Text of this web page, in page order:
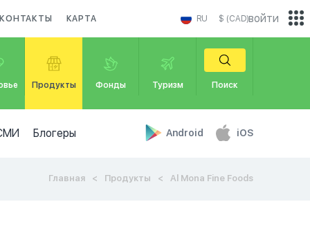
КОНТАКТЫ КАРТА RU $ (CAD)
Продукты Фонды Туризм Поиск
Блогеры Android iOS
войти
Главная Продукты Al Mona Fine Foods